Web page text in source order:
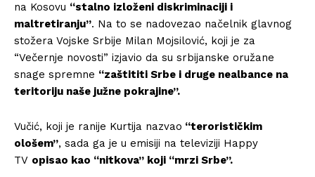
na Kosovu “stalno izloženi diskriminaciji i
maltretiranju”. Na to se nadovezao načelnik glavnog
stožera Vojske Srbije Milan Mojsilović, koji je za
“Večernje novosti” izjavio da su srbijanske oružane
snage spremne “zaštititi Srbe i druge nealbance na
teritoriju naše južne pokrajine”.
Vučić, koji je ranije Kurtija nazvao “terorističkim
ološem”, sada ga je u emisiji na televiziji Happy
TV opisao kao “nitkova” koji “mrzi Srbe”.